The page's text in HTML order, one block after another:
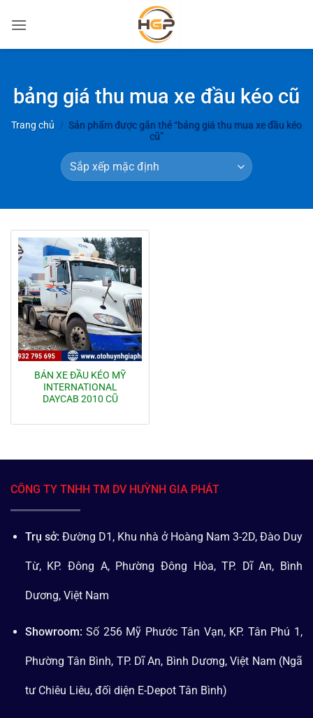
qua
bảng giá thu mua xe đầu kéo cũ
Trang chủ / Sản phẩm được gắn thẻ “bảng giá thu mua xe đầu kéo
cũ”
BÁN XE ĐẦU KÉO MỸ
INTERNATIONAL
DAYCAB 2010 CŨ
CÔNG TY TNHH TM DV HUỲNH GIA PHÁT
Trụ sở: Đường D1, Khu nhà ở Hoàng Nam 3-2D, Đào Duy
Từ, KP. Đông A, Phường Đông Hòa, TP. Dĩ An, Bình
Dương, Việt Nam
Showroom: Số 256 Mỹ Phước Tân Vạn, KP. Tân Phú 1,
Phường Tân Bình, TP. Dĩ An, Bình Dương, Việt Nam (Ngã
tư Chiêu Liêu, đối diện E-Depot Tân Bình)